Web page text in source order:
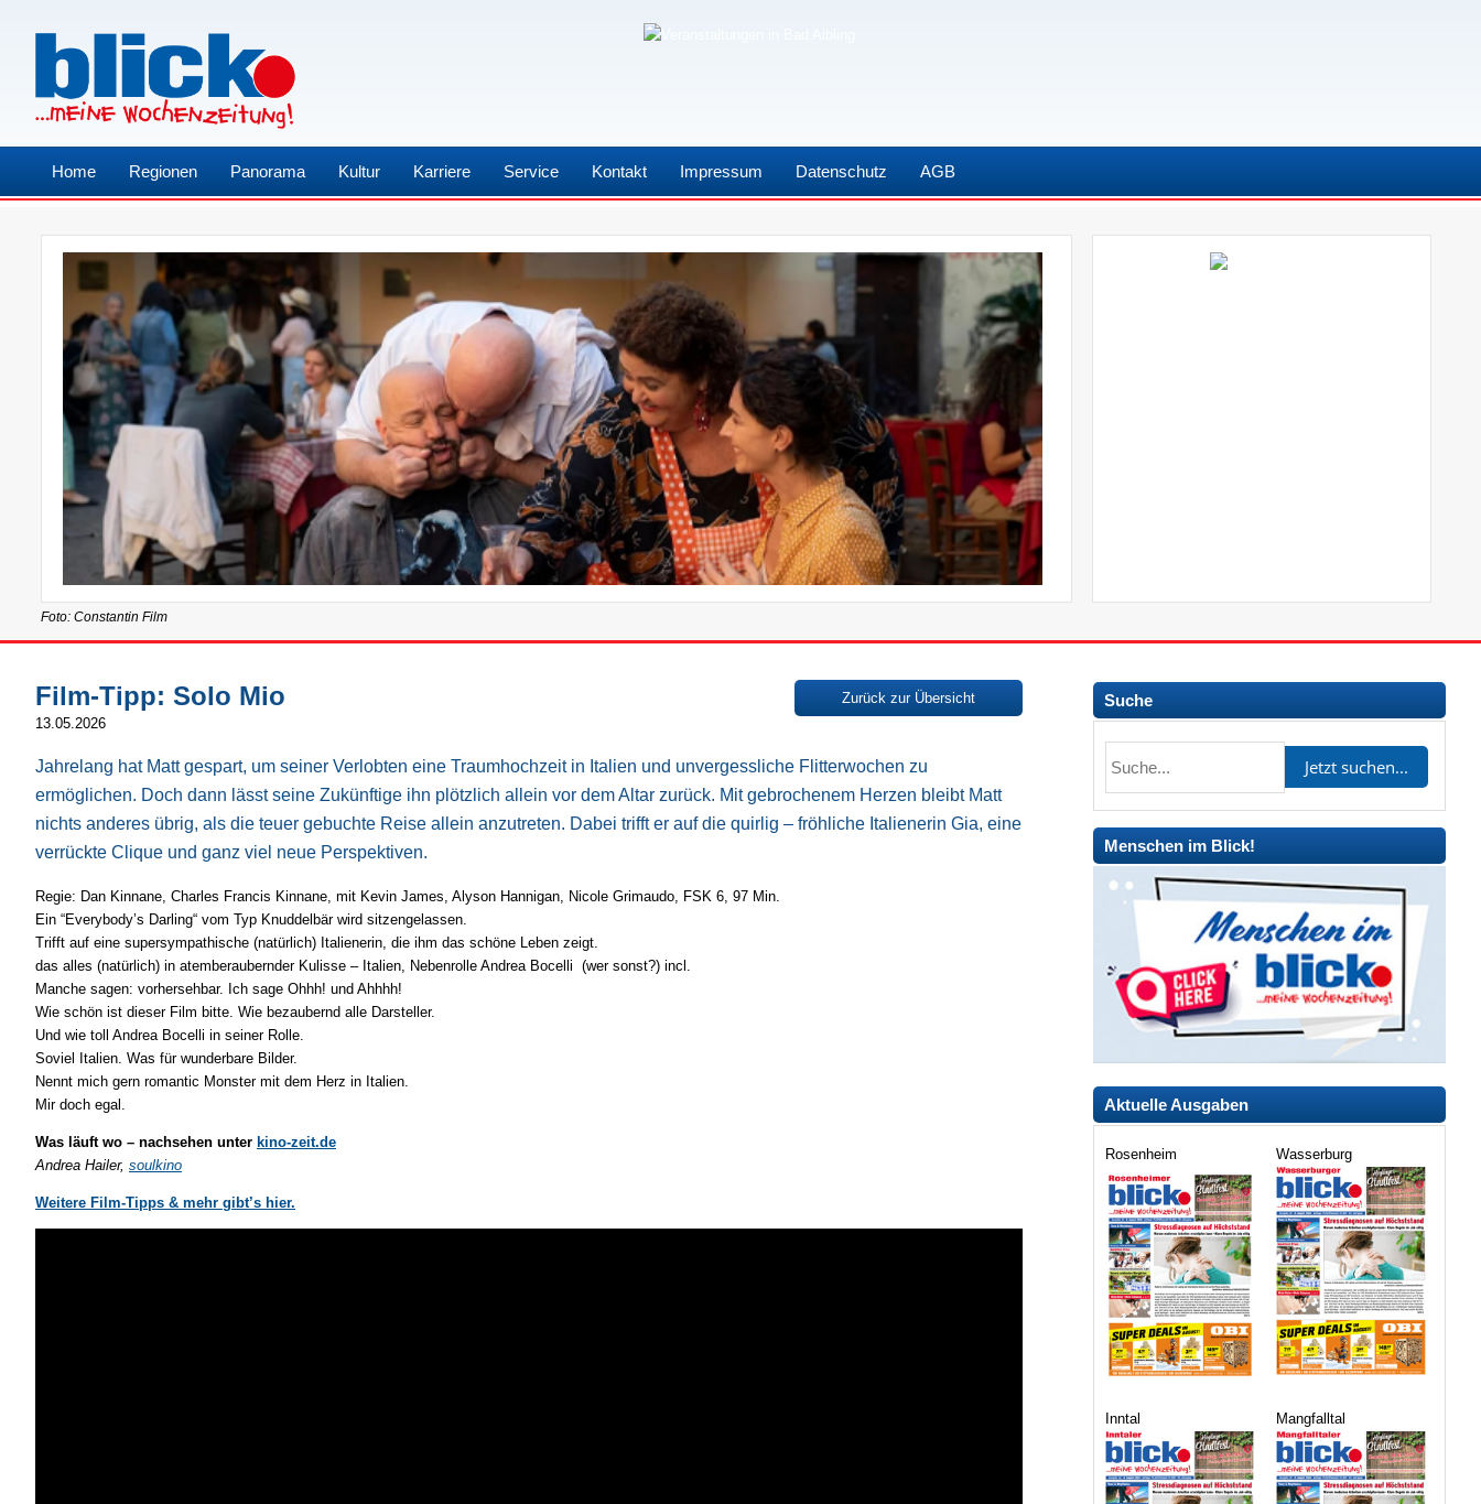
Home Regionen Panorama Kultur Karriere Service Kontakt Impressum Datenschutz AGB
Foto: Constantin Film
Zurück zur Übersicht
Film-Tipp: Solo Mio
13.05.2026
Jahrelang hat Matt gespart, um seiner Verlobten eine Traumhochzeit in Italien und unvergessliche Flitterwochen zu
ermöglichen. Doch dann lässt seine Zukünftige ihn plötzlich allein vor dem Altar zurück. Mit gebrochenem Herzen bleibt Matt
nichts anderes übrig, als die teuer gebuchte Reise allein anzutreten. Dabei trifft er auf die quirlig – fröhliche Italienerin Gia, eine
verrückte Clique und ganz viel neue Perspektiven.
Regie: Dan Kinnane, Charles Francis Kinnane, mit Kevin James, Alyson Hannigan, Nicole Grimaudo, FSK 6, 97 Min.
Ein “Everybody’s Darling“ vom Typ Knuddelbär wird sitzengelassen.
Trifft auf eine supersympathische (natürlich) Italienerin, die ihm das schöne Leben zeigt.
das alles (natürlich) in atemberaubernder Kulisse – Italien, Nebenrolle Andrea Bocelli (wer sonst?) incl.
Manche sagen: vorhersehbar. Ich sage Ohhh! und Ahhhh!
Wie schön ist dieser Film bitte. Wie bezaubernd alle Darsteller.
Und wie toll Andrea Bocelli in seiner Rolle.
Soviel Italien. Was für wunderbare Bilder.
Nennt mich gern romantic Monster mit dem Herz in Italien.
Mir doch egal.
Was läuft wo – nachsehen unter kino-zeit.de
Andrea Hailer, soulkino
Weitere Film-Tipps & mehr gibt’s hier.
Suche
Menschen im Blick!
Aktuelle Ausgaben
Rosenheim Wasserburg
Inntal Mangfalltal